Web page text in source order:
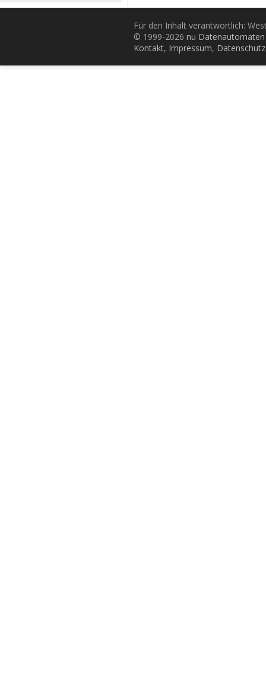
Für den Inhalt verantwortlich:
© 1999-2026 nu
Kontakt, Impressum, Datenschutz